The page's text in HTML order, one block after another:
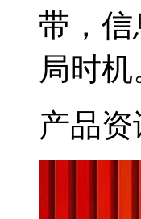
带，
局时机
产品资